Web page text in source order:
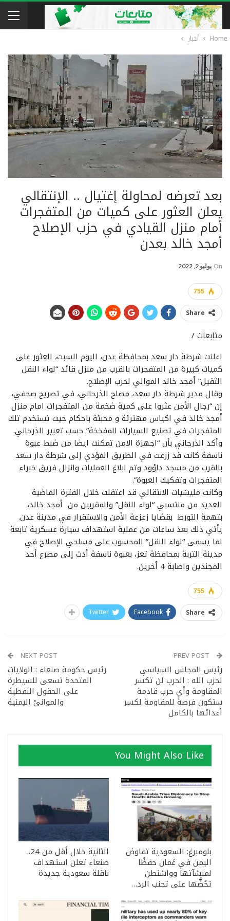
Home أخبار
بعد تعرضه لمحاولة إغتيال .. الإنتقالي
يعلن العثور على كميات من المتفجرات
أمام منزل القيادي في حزب الإصلاح
أمجد خالد بعدن
On يوليو 2, 2022
755
Share
متابعات /
اعلنت شرطة دار سعد بمحافظة عدن، اليوم السبت، العثور على
كميات كبيرة من المتفجرات بالقرب من منزل قائد “لواء النقل
الثقيل” أمجد خالد الموالي لحزب الإصلاح.
وقال مدير شرطة دار سعد، مصلح الذرحاني، في تصريح صحفي،
إن “رجال الأمن عثروا على كمية ضخمة من المتفجرات امام منزل
أمجد خالد في اكياس مهترئة و مخبئة باحكام حيث تستخدم تلك
المتفجرات في تصنيع السيارات المفخخة” حسب تعبير الذرحاني.
وأكد الذرحاني بأن “اجهزة الامن تمكنت ايضا من ضبط عبوة
ناسفة كانت قد زرعت في الطريق المؤدي إلى شرطة دار سعد
بالقرب من مسجد داؤود وتم ابلاغ العمليات وانزال فريق خبراء
المتفجرات وتفكيك العبوة”.
وكانت مليشيات الانتقالي قد اعتقلت خلال الفترة الماضية
العديد من منتسبي “لواء النقل” والمقربين من أمجد خالد،
بتهمة التورط بقضايا زعزعة الأمن والاستقرار في مدينة عدن.
يأتي ذلك بعد ساعات من عملية استهداف سيارة عسكرية تابعة
لما يسمى “لواء النقل” المحسوب على مسلحي الإصلاح في
مدينة التربة بمحافظة تعز، بعبوة ناسفة أدت إلى مصرع أحد
المجندين واصابة 4 أخرين.
755
Share
Facebook
Twitter
رئيس المجلس السياسي
لحزب الله : الحرب لن تكسر
المقاومة وأي حرب قادمة
ستكون فرصة للمقاومة لكسر
أعدائها بالكامل
NEXT POST
رئيس حكومة صنعاء : الولايات
المتحدة تسعى للسيطرة
على الحقول النفطية
والموانئ اليمنية
You Might Also Like
بلومبرغ: السعودية تفاوض
اليمن في عُمان حفظًا
لمنشآتها وواشنطن
تحُضُّها على تجنب الرد…
الثانية خلال أقل من 24..
صنعاء تعلن استهداف
ناقلة سعودية جديدة